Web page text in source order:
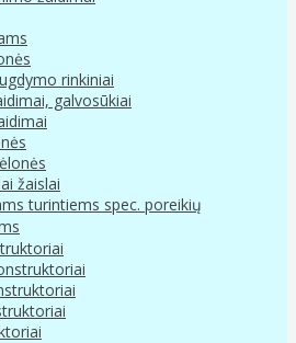
rinkiniai
galvosūkiai
žaislai
turintiems spec. poreikių